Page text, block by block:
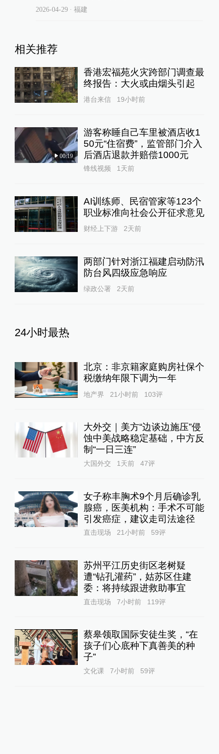
2026-04-29∙ 福建
相关推荐
香港宏福苑火灾跨部门调查最
终报告：大火或由烟头引起
港台来信 19小时前
00:19
游客称睡自己车里被酒店收1
50元“住宿费”，监管部门介入
后酒店退款并赔偿1000元
锋线视频 1天前
AI训练师、民宿管家等123个
职业标准向社会公开征求意见
财经上下游 2天前
两部门针对浙江福建启动防汛
防台风四级应急响应
绿政公署 2天前
24小时最热
北京：非京籍家庭购房社保个
税缴纳年限下调为一年
地产界 21小时前 103评
大外交｜美方“边谈边施压”侵
蚀中美战略稳定基础，中方反
制“一日三连”
大国外交 1天前 47评
女子称丰胸术9个月后确诊乳
腺癌，医美机构：手术不可能
引发癌症，建议走司法途径
直击现场 21小时前 59评
苏州平江历史街区老树疑
遭“钻孔灌药”，姑苏区住建
委：将持续跟进救助事宜
直击现场 7小时前 119评
蔡皋领取国际安徒生奖，“在
孩子们心底种下真善美的种
子”
文化课 7小时前 59评